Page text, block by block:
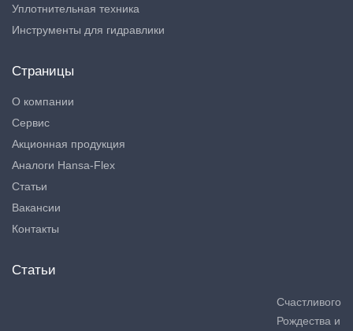
Уплотнительная техника
Инструменты для гидравлики
Страницы
О компании
Сервис
Акционная продукция
Аналоги Hansa-Flex
Статьи
Вакансии
Контакты
Статьи
Счастливого
Рождества и